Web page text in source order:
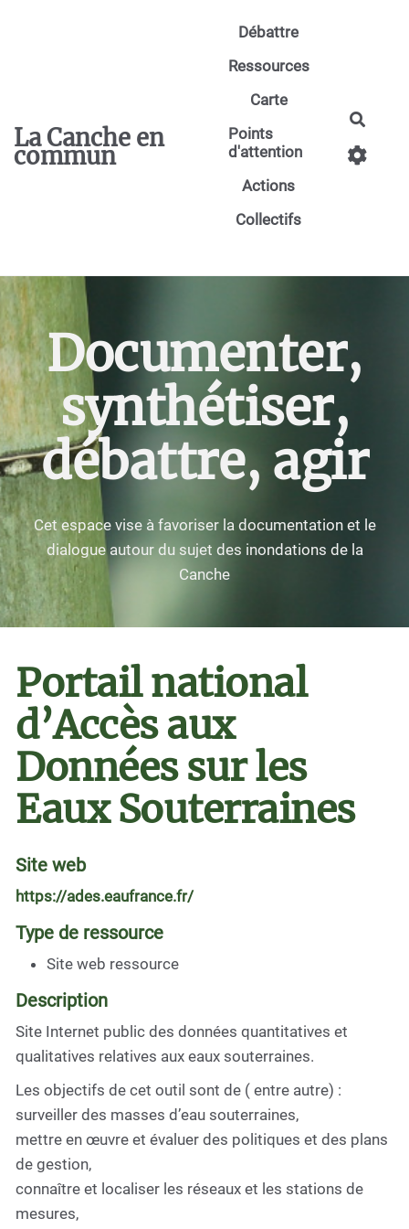
La Canche en
commun
Débattre
Ressources
Carte
Points
d'attention
Actions
Collectifs
Documenter,
synthétiser,
débattre, agir
Cet espace vise à favoriser la documentation et le
dialogue autour du sujet des inondations de la
Canche
Portail national
d’Accès aux
Données sur les
Eaux Souterraines
Site web
https://ades.eaufrance.fr/
Type de ressource
Site web ressource
Description
Site Internet public des données quantitatives et
qualitatives relatives aux eaux souterraines.
Les objectifs de cet outil sont de ( entre autre) :
surveiller des masses d’eau souterraines,
mettre en œuvre et évaluer des politiques et des plans
de gestion,
connaître et localiser les réseaux et les stations de
mesures,